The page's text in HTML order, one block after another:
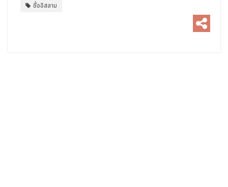
ชื่ออิสลาม